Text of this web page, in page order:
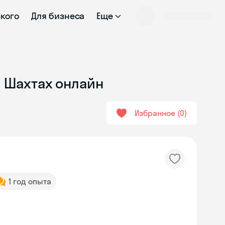
Для бизнеса Еще
Шахтах онлайн
Избранное 0
1 год опыта